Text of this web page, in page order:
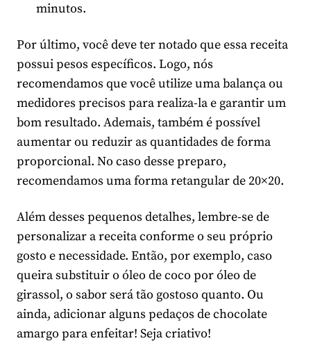
minutos.
Por último, você deve ter notado que essa receita
possui pesos específicos. Logo, nós
recomendamos que você utilize uma balança ou
medidores precisos para realiza-la e garantir um
bom resultado. Ademais, também é possível
aumentar ou reduzir as quantidades de forma
proporcional. No caso desse preparo,
recomendamos uma forma retangular de 20×20.
Além desses pequenos detalhes, lembre-se de
personalizar a receita conforme o seu próprio
gosto e necessidade. Então, por exemplo, caso
queira substituir o óleo de coco por óleo de
girassol, o sabor será tão gostoso quanto. Ou
ainda, adicionar alguns pedaços de chocolate
amargo para enfeitar! Seja criativo!